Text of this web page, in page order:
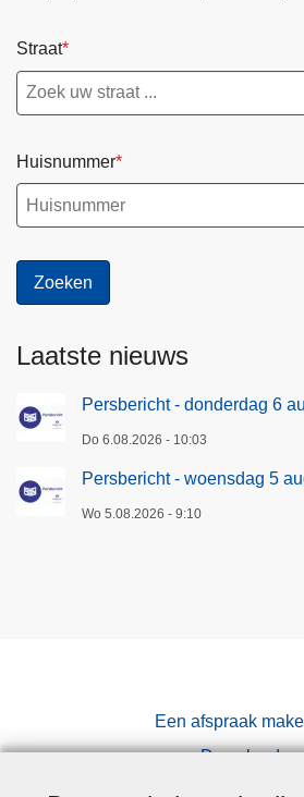
Straat
Huisnummer
Laatste nieuws
Persbericht - donderdag 6
Do 6.08.2026 - 10:03
Persbericht - woensdag 5
Wo 5.08.2026 - 9:10
Een afspraak
Downloads